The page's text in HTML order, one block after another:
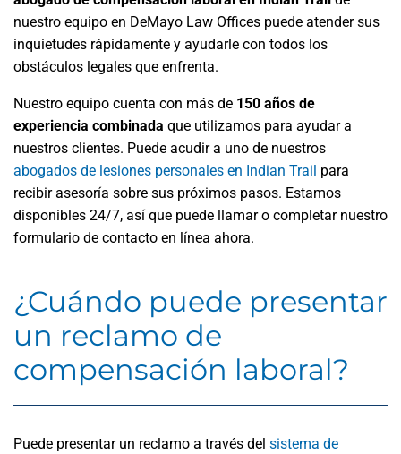
nuestro equipo en DeMayo Law Offices puede atender sus
inquietudes rápidamente y ayudarle con todos los
obstáculos legales que enfrenta.
Nuestro equipo cuenta con más de 150 años de
experiencia combinada que utilizamos para ayudar a
nuestros clientes. Puede acudir a uno de nuestros
abogados de lesiones personales en Indian Trail para
recibir asesoría sobre sus próximos pasos. Estamos
disponibles 24/7, así que puede llamar o completar nuestro
formulario de contacto en línea ahora.
¿Cuándo puede presentar
un reclamo de
compensación laboral?
Puede presentar un reclamo a través del sistema de